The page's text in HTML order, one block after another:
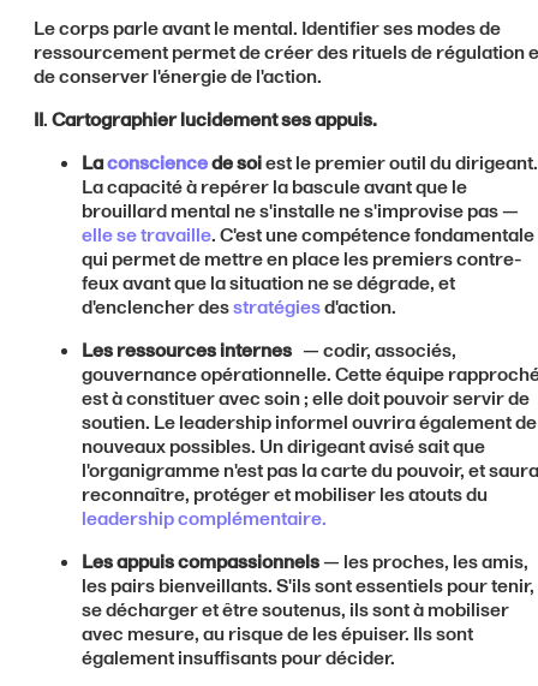
Le corps parle avant le mental. Identifier ses modes de
ressourcement permet de créer des rituels de régulation
de conserver l'énergie de l'action.
II.Cartographier lucidement ses appuis.
Laconsciencede soiest le premier outil du dirigeant.
La capacité à repérer la bascule avant que le
brouillard mental ne s'installe ne s'improvise pas —
elle se travaille. C'est une compétence fondamentale
qui permet de mettre en place les premiers contre-
feux avant que la situation ne se dégrade, et
d'enclencher desstratégiesd'action.
Les ressources internes — codir, associés,
gouvernance opérationnelle. Cette équipe
est à constituer avec soin ; elle doit pouvoir servir de
soutien. Le leadership informel ouvrira également de
nouveaux possibles. Un dirigeant avisé sait que
l'organigramme n'est pas la carte du pouvoir, et saura
reconnaître, protéger et mobiliser les atouts du
leadership complémentaire.
Les appuis compassionnels— les proches, les amis,
les pairs bienveillants. S'ils sont essentiels pour tenir,
se décharger et être soutenus, ils sont à mobiliser
avec mesure, au risque de les épuiser. Ils sont
également insuffisants pour décider.